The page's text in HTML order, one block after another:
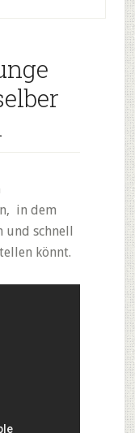
in dem
schnell
könnt.